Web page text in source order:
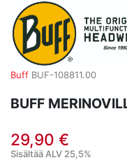
Buff BUF-108811.00
BUFF
29,90 €
Sisältää ALV 25,5%